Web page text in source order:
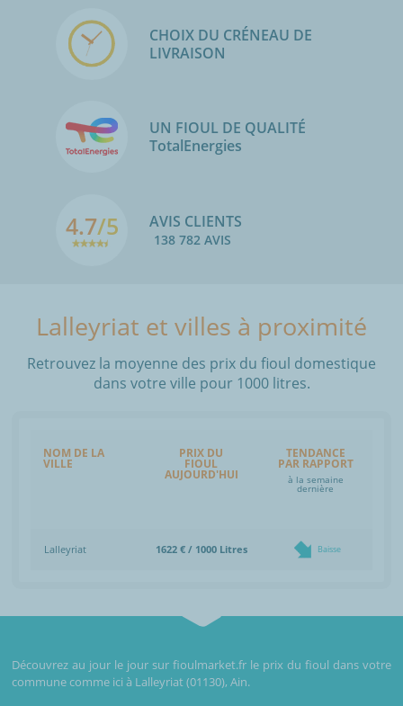
CHOIX DU CRÉNEAU DE
LIVRAISON
UN FIOUL DE QUALITÉ
TotalEnergies
4.7/5 AVIS CLIENTS
138 782 AVIS
Lalleyriat et villes à proximité
Retrouvez la moyenne des prix du fioul domestique
dans votre ville pour 1000 litres.
NOM DE LA
VILLE
PRIX DU
FIOUL
AUJOURD'HUI
TENDANCE
PAR RAPPORT
à la semaine
dernière
Lalleyriat 1622 € / 1000 Litres Baisse
Découvrez au jour le jour sur fioulmarket.fr le prix du fioul dans votre
commune comme ici à Lalleyriat (01130), Ain.